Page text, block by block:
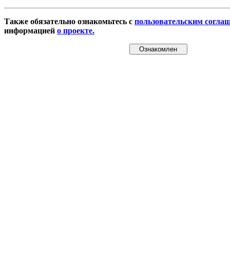
Также обязательно ознакомьтесь с пользовательским
информацией о проекте.
Ознакомлен